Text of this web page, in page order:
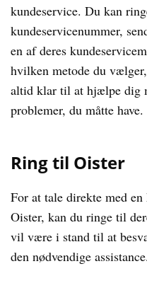
kundeservice. Du kan
kundeservicenummer,
en af deres
hvilken metode du
altid klar til at hjælpe dig
problemer, du måtte have.
Ring til Oister
For at tale direkte med
Oister, kan du ringe til
vil være i stand til at
den nødvendige assistance.